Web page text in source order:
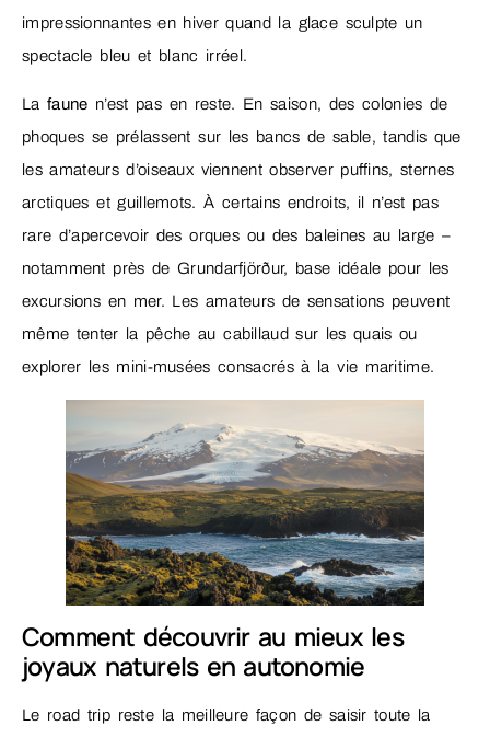
impressionnantes en hiver quand la glace sculpte un
spectacle bleu et blanc irréel.
Lafaune n’est pas en reste. En saison, des colonies de
phoques se prélassent sur les bancs de sable, tandis que
les amateurs d’oiseaux viennent observer puffins, sternes
arctiques et guillemots. À certains endroits, il n’est pas
rare d’apercevoir des orques ou des baleines au large –
notamment près de Grundarfjörður, base idéale pour les
excursions en mer. Les amateurs de sensations peuvent
même tenter la pêche au cabillaud sur les quais ou
explorer les mini-musées consacrés à la vie maritime.
Comment découvrir au mieux les
joyaux naturels en autonomie
Le road trip reste la meilleure façon de saisir toute la